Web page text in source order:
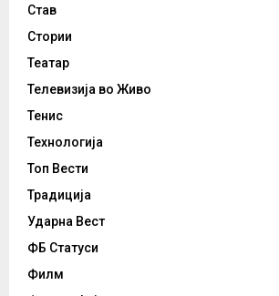
Став
Стории
Театар
Телевизија во Живо
Тенис
Технологија
Топ Вести
Традиција
Ударна Вест
ФБ Статуси
Филм